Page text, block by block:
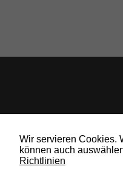
© 2019 Bauland Magazin
Wir servieren Cookies.
können auch
Richtlinien